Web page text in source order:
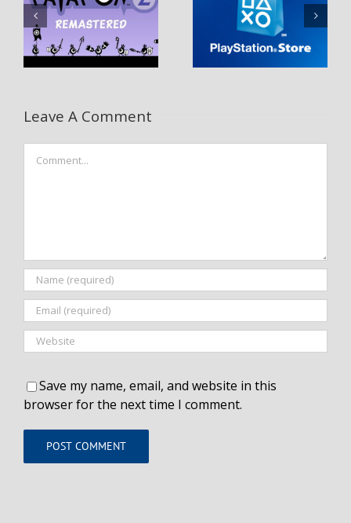
Leave A Comment
Save my name, email, and website in this
browser for the next time I comment.